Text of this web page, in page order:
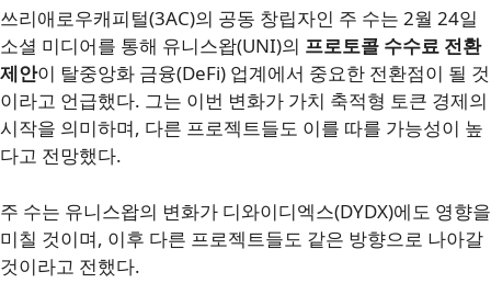
쓰리애로우캐피털(3AC)의 공동 창립자인 주 수는 2월 24일
소셜 미디어를 통해 유니스왑(UNI)의 프로토콜 수수료 전환
제안이 탈중앙화 금융(DeFi) 업계에서 중요한 전환점이 될 것
이라고 언급했다. 그는 이번 변화가 가치 축적형 토큰 경제의
시작을 의미하며, 다른 프로젝트들도 이를 따를 가능성이 높
다고 전망했다.
주 수는 유니스왑의 변화가 디와이디엑스(DYDX)에도 영향을
미칠 것이며, 이후 다른 프로젝트들도 같은 방향으로 나아갈
것이라고 전했다.